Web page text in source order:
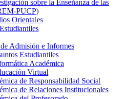
sobre la Enseñanza de las
PUCP)
Orientales
Admisión e Informes
Estudiantiles
Académica
Virtual
de Responsabilidad Social
de Relaciones Institucionales